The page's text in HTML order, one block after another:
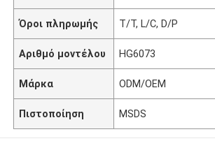
Όροι πληρωμής T/T, L/C, D/P
Αριθμό μοντέλου HG6073
Μάρκα ODM/OEM
Πιστοποίηση MSDS